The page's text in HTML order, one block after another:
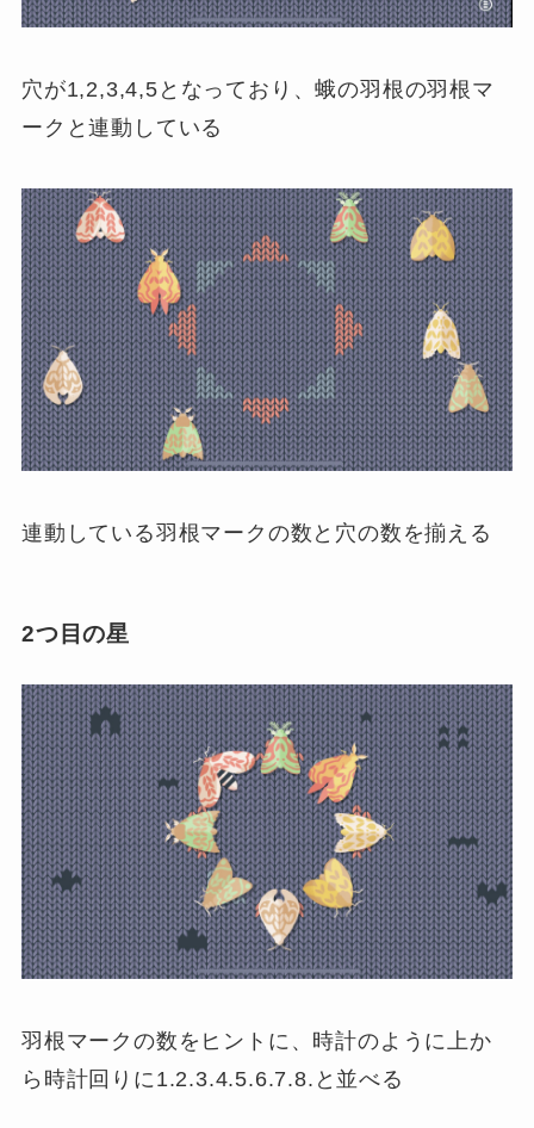
穴が1,2,3,4,5となっており、蛾の羽根の羽根マ
ークと連動している
連動している羽根マークの数と穴の数を揃える
2つ目の星
羽根マークの数をヒントに、時計のように上か
ら時計回りに1.2.3.4.5.6.7.8.と並べる